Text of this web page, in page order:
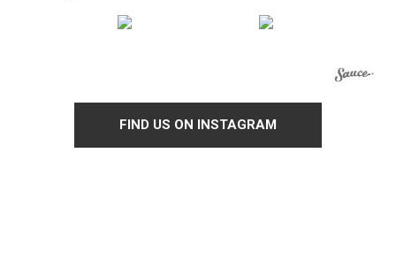
FIND US ON INSTAGRAM